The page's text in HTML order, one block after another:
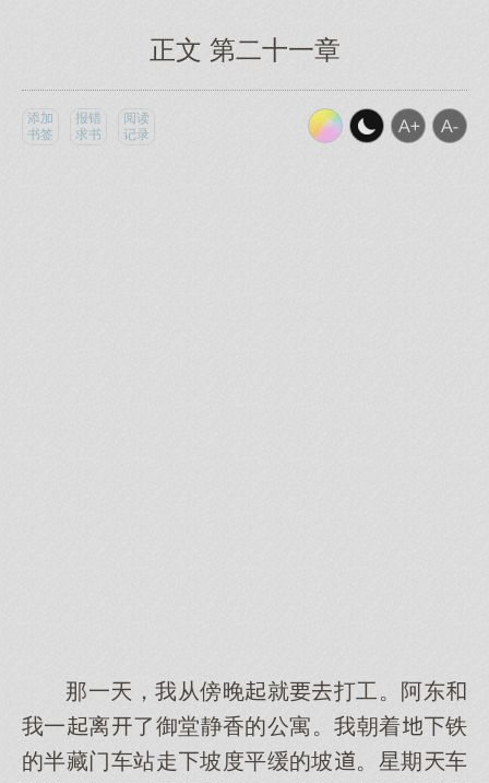
正文 第二十一章
添加
书签
报错
求书
阅读
记录
那一，我从傍晚就打工。阿东
我一离了御堂静香的公寓。我朝着铁
的半藏门车站走坡度平缓的坡。星期车